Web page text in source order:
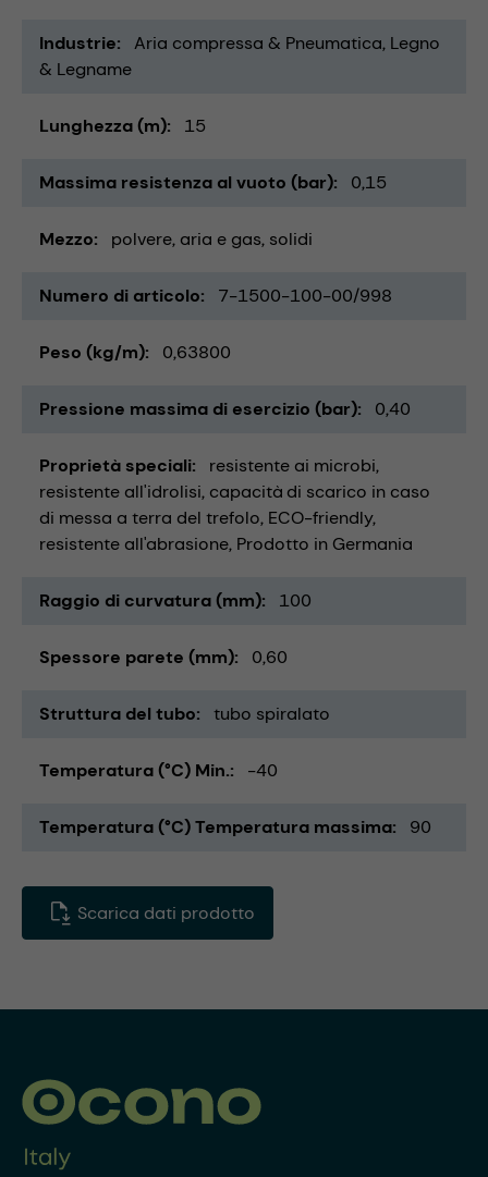
Industrie Aria compressa & Pneumatica Legno
& Legname
Lunghezza (m) 15
Massima resistenza al vuoto (bar) 0,15
Mezzo polvere aria e gas solidi
Numero di articolo 7-1500-100-00/998
Peso (kg/m) 0,63800
Pressione massima di esercizio (bar) 0,40
Proprietà speciali
resistente ai microbi
resistente all'idrolisi capacità di scarico in caso
di messa a terra del trefolo ECO-friendly
resistente all'abrasione Prodotto in Germania
Raggio di curvatura (mm) 100
Spessore parete (mm) 0,60
Struttura del tubo tubo spiralato
Temperatura (°C) Min. -40
Temperatura (°C) Temperatura massima 90
Scarica dati prodotto